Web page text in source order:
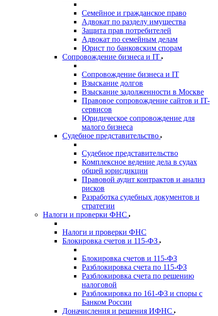
Семейное и гражданское право
Адвокат по разделу имущества
Защита прав потребителей
Адвокат по семейным делам
Юрист по банковским спорам
Сопровождение бизнеса и IT
Сопровождение бизнеса и IT
Взыскание долгов
Взыскание задолженности в Москве
Правовое сопровождение сайтов и IT-
сервисов
Юридическое сопровождение для
малого бизнеса
Судебное представительство
Судебное представительство
Комплексное ведение дела в судах
общей юрисдикции
Правовой аудит контрактов и анализ
рисков
Разработка судебных документов и
стратегии
Налоги и проверки ФНС
Налоги и проверки ФНС
Блокировка счетов и 115-ФЗ
Блокировка счетов и 115-ФЗ
Разблокировка счета по 115-ФЗ
Разблокировка счета по решению
налоговой
Разблокировка по 161-ФЗ и споры с
Банком России
Доначисления и решения ИФНС